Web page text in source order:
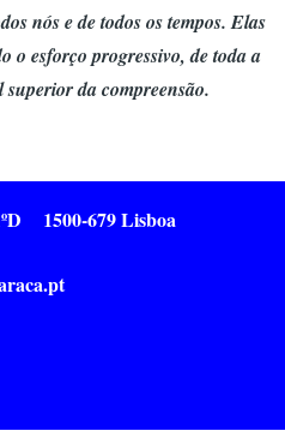
nós e de todos os tempos. Elas
o esforço progressivo, de toda a
da compreensão.
1500-679 Lisboa